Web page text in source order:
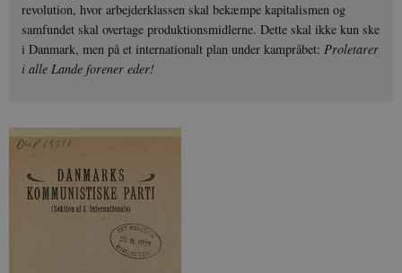
revolution, hvor arbejderklassen skal bekæmpe kapitalismen og
samfundet skal overtage produktionsmidlerne. Dette skal ikke kun ske
i Danmark, men på et internationalt plan under kampråbet:Proletarer
i alle Lande forener eder!